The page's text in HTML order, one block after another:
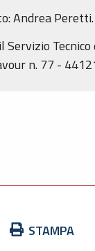
Andrea Peretti.
Tecnico
n. 77 -
STAMPA